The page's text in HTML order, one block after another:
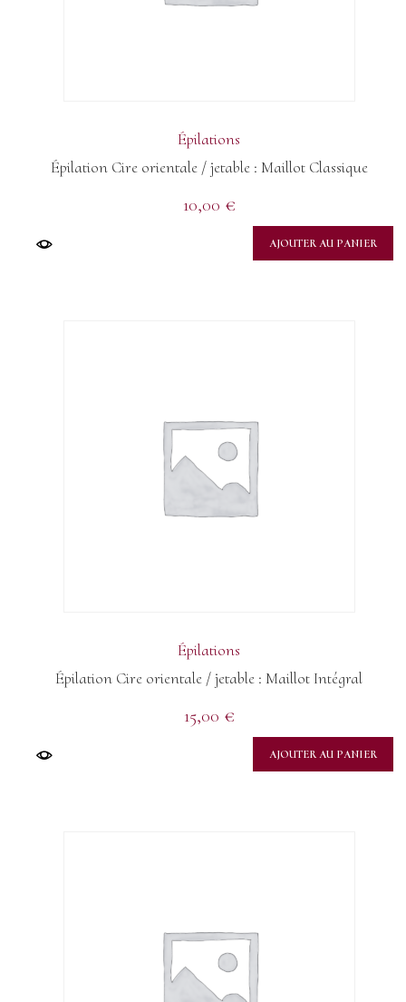
Épilations
Épilation Cire orientale / jetable : Maillot Classique
10,00 €
AJOUTER AU PANIER
Épilations
Épilation Cire orientale / jetable : Maillot Intégral
15,00 €
AJOUTER AU PANIER